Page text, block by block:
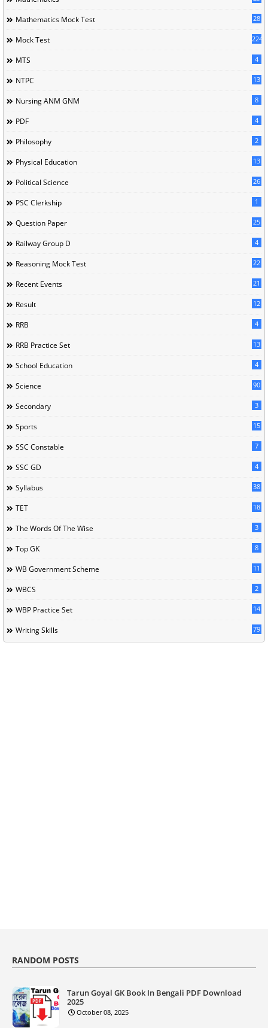
Mathematics Mock Test 28
Mock Test 224
MTS 4
NTPC 13
Nursing ANM GNM 8
PDF 4
Philosophy 2
Physical Education 13
Political Science 26
PSC Clerkship 1
Question Paper 25
Railway Group D 4
Reasoning Mock Test 22
Recent Events 21
Result 12
RRB 4
RRB Practice Set 13
School Education 4
Science 90
Secondary 3
Sports 15
SSC Constable 7
SSC GD 4
Syllabus 38
TET 18
The Words Of The Wise 3
Top GK 8
WB Government Scheme 11
WBCS 2
WBP Practice Set 14
Writing Skills 79
RANDOM POSTS
Tarun Goyal GK Book In Bengali PDF Download
2025
October 08, 2025